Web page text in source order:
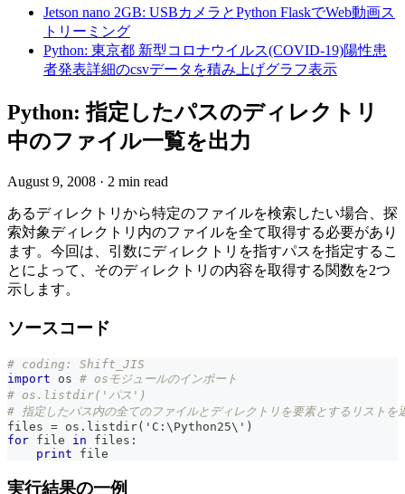
Jetson nano 2GB: USBカメラとPython FlaskでWeb動画ス
トリーミング
Python: 東京都 新型コロナウイルス(COVID-19)陽性患
者発表詳細のcsvデータを積み上げグラフ表示
Python: 指定したパスのディレクトリ
中のファイル一覧を出力
August 9, 2008 · 2 min read
あるディレクトリから特定のファイルを検索したい場合、探
索対象ディレクトリ内のファイルを全て取得する必要があり
ます。今回は、引数にディレクトリを指すパスを指定するこ
とによって、そのディレクトリの内容を取得する関数を2つ
示します。
ソースコード
# coding: Shift_JIS
import os # osモジュールのインポート
# os.listdir('パス')
# 指定したパス内の全てのファイルとディレクトリを要素とするリストを
files = os . listdir( 'C : \Python25\' )
for file in files :
print
file
実行結果の一例